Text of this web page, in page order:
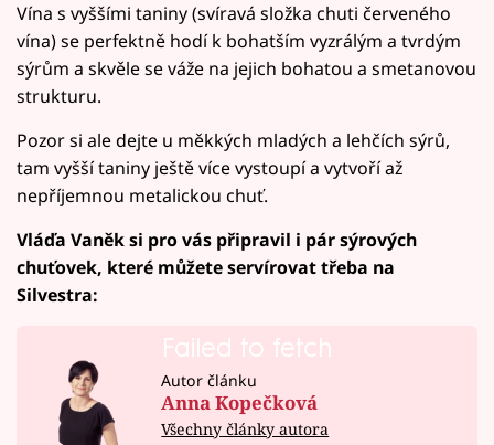
Vína s vyššími taniny (svíravá složka chuti červeného
vína) se perfektně hodí k bohatším vyzrálým a tvrdým
sýrům a skvěle se váže na jejich bohatou a smetanovou
strukturu.
Pozor si ale dejte u měkkých mladých a lehčích sýrů,
tam vyšší taniny ještě více vystoupí a vytvoří až
nepříjemnou metalickou chuť.
Vláďa Vaněk si pro vás připravil i pár sýrových
chuťovek, které můžete servírovat třeba na
Silvestra:
Failed to fetch
Autor článku
Anna Kopečková
Všechny články autora